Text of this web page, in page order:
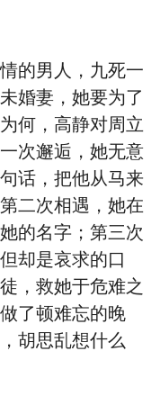
的男人，九死一
婚妻，她要为了
何，高静对周立
次邂逅，她无意
话，把他从马来
二次相遇，她在
的名字；第三次
却是哀求的口
，救她于危难之
了顿难忘的晚
胡思乱想什么